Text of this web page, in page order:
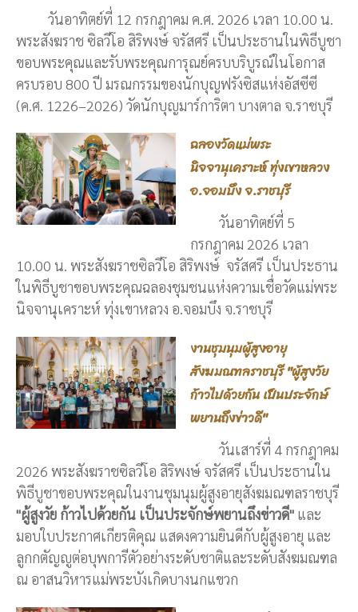
วันอาทิตย์ที่ 12 กรกฎาคม ค.ศ. 2026 เวลา 10.00 น.
พระสังฆราช ซิลวีโอ สิริพงษ์ จรัสศรี เป็นประธานในพิธีบูชา
ขอบพระคุณและรับพระคุณการุณย์ครบบริบูรณ์ในโอกาส
ครบรอบ 800 ปี มรณกรรมของนักบุญฟรังซิสแห่งอัสซีซี
(ค.ศ. 1226–2026) วัดนักบุญมาร์การิตา บางตาล จ.ราชบุรี
ฉลองวัดแม่พระ
นิจจานุเคราะห์ ทุ่งเขาหลวง
อ.จอมบึง จ.ราชบุรี
วันอาทิตย์ที่ 5
กรกฎาคม 2026 เวลา
10.00 น. พระสังฆราชซิลวีโอ สิริพงษ์ จรัสศรี เป็นประธาน
ในพิธีบูชาขอบพระคุณฉลองชุมชนแห่งความเชื่อวัดแม่พระ
นิจจานุเคราะห์ ทุ่งเขาหลวง อ.จอมบึง จ.ราชบุรี
งานชุมนุมผู้สูงอายุ
สังฆมณฑลราชบุรี "ผู้สูงวัย
ก้าวไปด้วยกัน เป็นประจักษ์
พยานถึงข่าวดี"
วันเสาร์ที่ 4 กรกฎาคม
2026 พระสังฆราชซิลวีโอ สิริพงษ์ จรัสศรี เป็นประธานใน
พิธีบูชาขอบพระคุณในงานชุมนุมผู้สูงอายุสังฆมณฑลราชบุรี
"ผู้สูงวัย ก้าวไปด้วยกัน เป็นประจักษ์พยานถึงข่าวดี" และ
มอบใบประกาศเกียรติคุณ แสดงความยินดีกับผู้สูงอายุ และ
ลูกกตัญญูต่อบุพการีตัวอย่างระดับชาติและระดับสังฆมณฑล
ณ อาสนวิหารแม่พระบังเกิดบางนกแขวก